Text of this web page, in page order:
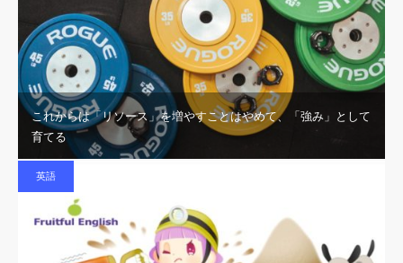
これからは「リソース」を増やすことはやめて、「強み」として
育てる
英語